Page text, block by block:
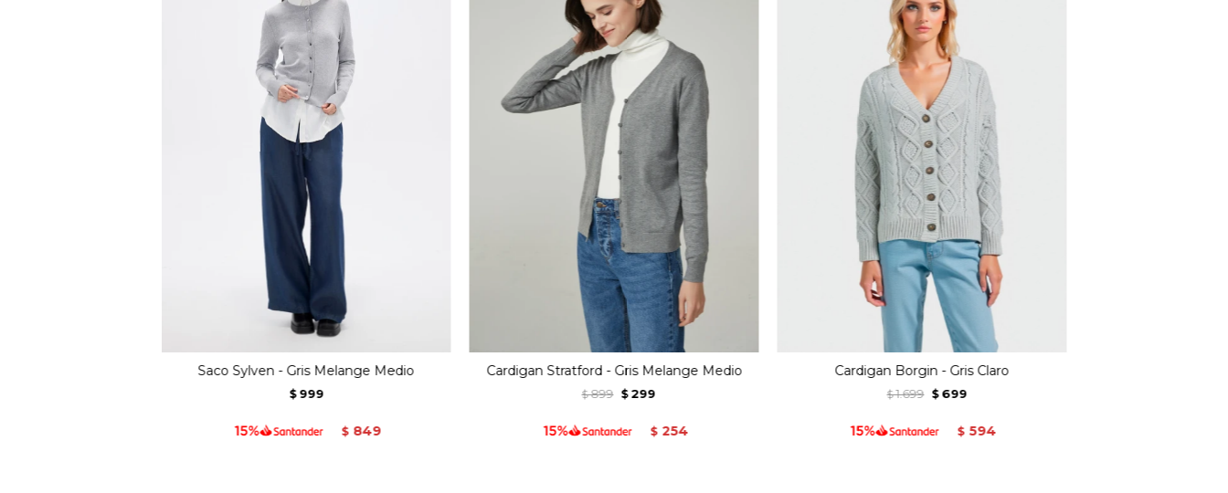
Saco Sylven - Gris Melange Medio
$ 999
$ 849
Cardigan Stratford - Gris Melange Medio
$ 899 $ 299
$ 254
Cardigan Borgin - Gris Claro
$ 1.699 $ 699
$ 594